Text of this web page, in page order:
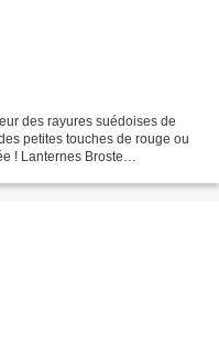
des rayures suédoises de
petites touches de rouge ou
! Lanternes Broste